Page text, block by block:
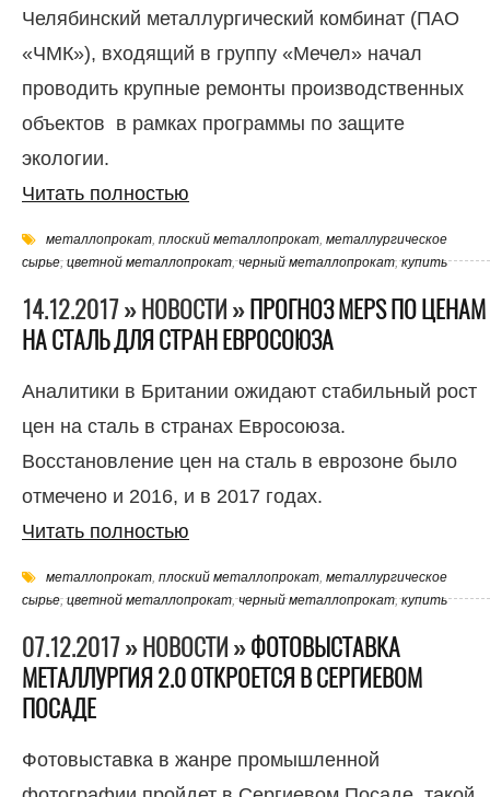
Челябинский металлургический комбинат (ПАО
«ЧМК»), входящий в группу «Мечел» начал
проводить крупные ремонты производственных
объектов в рамках программы по защите
экологии.
Читать полностью
металлопрокат, плоский металлопрокат, металлургическое
сырье,цветной металлопрокат,черный металлопрокат,купить
14.12.2017 » НОВОСТИ »ПРОГНОЗ MEPS ПО ЦЕНАМ
НА СТАЛЬ ДЛЯ СТРАН ЕВРОСОЮЗА
Аналитики в Британии ожидают стабильный рост
цен на сталь в странах Евросоюза.
Восстановление цен на сталь в еврозоне было
отмечено и 2016, и в 2017 годах.
Читать полностью
металлопрокат, плоский металлопрокат, металлургическое
сырье,цветной металлопрокат,черный металлопрокат,купить
07.12.2017 » НОВОСТИ »ФОТОВЫСТАВКА
МЕТАЛЛУРГИЯ 2.0 ОТКРОЕТСЯ В СЕРГИЕВОМ
ПОСАДЕ
Фотовыставка в жанре промышленной